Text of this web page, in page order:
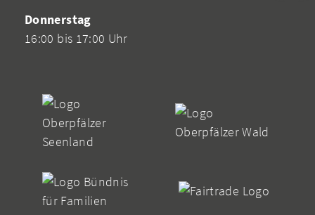
Donnerstag
16:00 bis 17:00 Uhr